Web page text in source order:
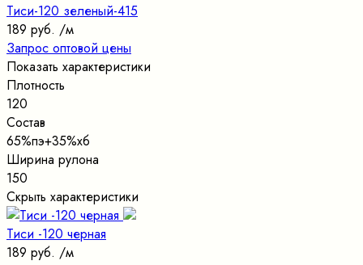
Тиси-120 зеленый-415
189 руб. /м
Запрос оптовой цены
Показать характеристики
Плотность
120
Состав
65%пэ+35%хб
Ширина рулона
150
Скрыть характеристики
Тиси -120 черная
189 руб. /м